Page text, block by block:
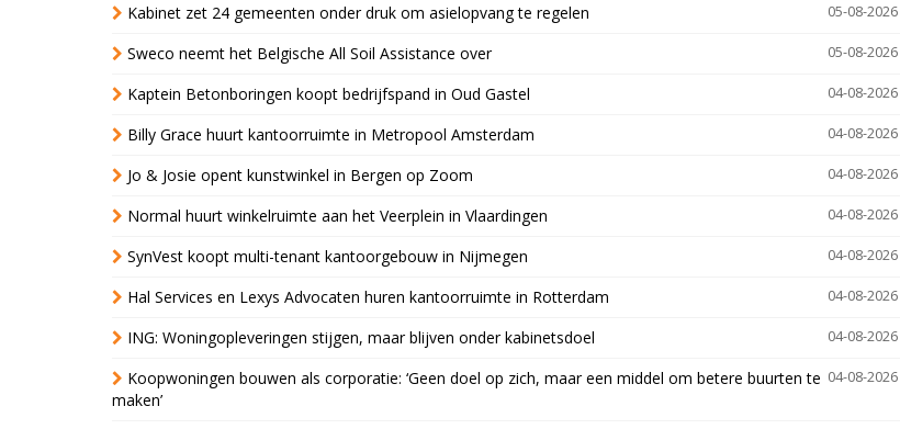
05-08-
Kabinet zet 24 gemeenten onder druk om asielopvang te regelen
05-08-
Sweco neemt het Belgische All Soil Assistance over
04-08-
Kaptein Betonboringen koopt bedrijfspand in Oud Gastel
04-08-
Billy Grace huurt kantoorruimte in Metropool Amsterdam
04-08-
Jo & Josie opent kunstwinkel in Bergen op Zoom
04-08-
Normal huurt winkelruimte aan het Veerplein in Vlaardingen
04-08-
SynVest koopt multi-tenant kantoorgebouw in Nijmegen
04-08-
Hal Services en Lexys Advocaten huren kantoorruimte in Rotterdam
04-08-
ING: Woningopleveringen stijgen, maar blijven onder kabinetsdoel
04-08-
Koopwoningen bouwen als corporatie: ‘Geen doel op zich, maar een middel om betere buurten te
maken’